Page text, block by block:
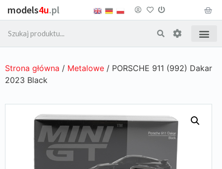
models4u.pl
Strona główna / Metalowe / PORSCHE 911 (992) Dakar
2023 Black